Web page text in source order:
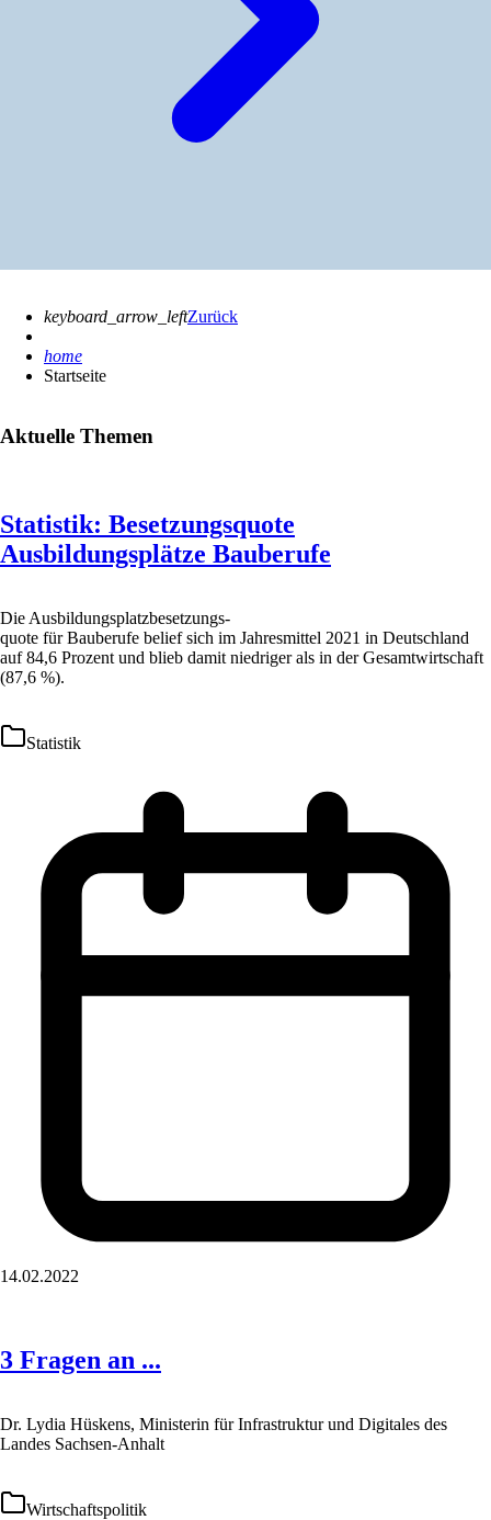
keyboard_arrow_leftZurück
home
Startseite
Aktuelle Themen
Statistik: Besetzungsquote
Ausbildungsplätze Bauberufe
Die Ausbildungsplatzbesetzungs-
quote für Bauberufe belief sich im Jahresmittel 2021 in Deutschland
auf 84,6 Prozent und blieb damit niedriger als in der Gesamtwirtschaft
(87,6 %).
Statistik
14.02.2022
3 Fragen an ...
Dr. Lydia Hüskens, Ministerin für Infrastruktur und Digitales des
Landes Sachsen-Anhalt
Wirtschaftspolitik